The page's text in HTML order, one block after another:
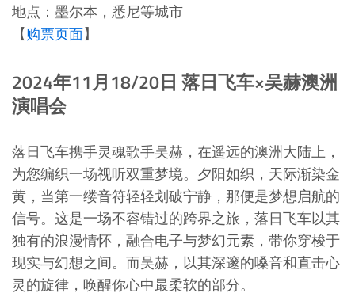
地点：墨尔本，悉尼等城市
【购票页面】
2024年11月18/20日 落日飞车×吴赫澳洲
演唱会
落日飞车携手灵魂歌手吴赫，在遥远的澳洲大陆上，
为您编织一场视听双重梦境。夕阳如织，天际渐染金
黄，当第一缕音符轻轻划破宁静，那便是梦想启航的
信号。这是一场不容错过的跨界之旅，落日飞车以其
独有的浪漫情怀，融合电子与梦幻元素，带你穿梭于
现实与幻想之间。而吴赫，以其深邃的嗓音和直击心
灵的旋律，唤醒你心中最柔软的部分。